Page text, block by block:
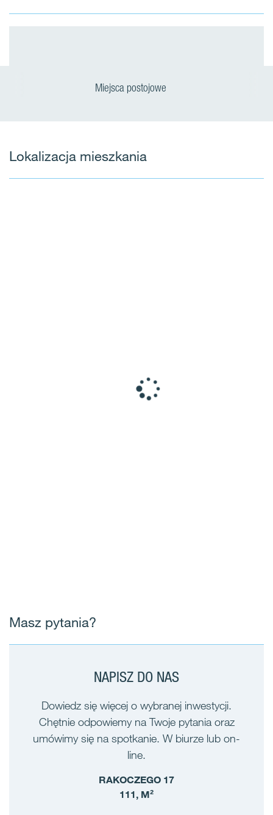
Miejsca postojowe
Lokalizacja mieszkania
Masz pytania?
NAPISZ DO NAS
Dowiedz się więcej o wybranej inwestycji.
Chętnie odpowiemy na Twoje pytania oraz
umówimy się na spotkanie. W biurze lub on-
line.
RAKOCZEGO 17
111, M²